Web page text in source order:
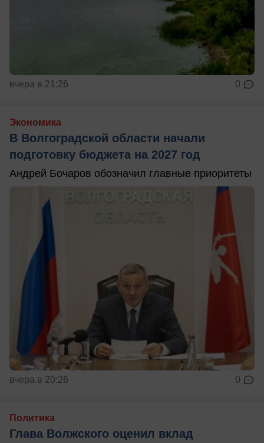
вчера в 21:26 0
Экономика
В Волгоградской области начали
подготовку бюджета на 2027 год
Андрей Бочаров обозначил главные приоритеты
вчера в 20:26 0
Политика
Глава Волжского оценил вклад